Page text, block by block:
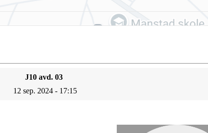
J10 avd. 03
12 sep. 2024 - 17:15